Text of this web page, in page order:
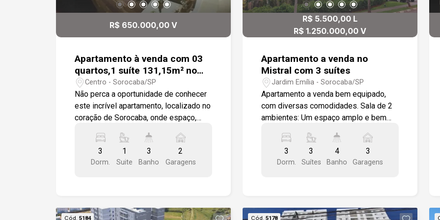
está próximo à Avenida Armando
Pannunzio, garantindo fácil acesso a
diversos pontos da cidade.
R$ 650.000,00 V
Apartamento à venda com 03
quartos,1 suíte 131,15m² no
Edifício Moreira Cesar -
Sorocaba/SP
Centro - Sorocaba/SP
Não perca a oportunidade de conhecer
este incrível apartamento, localizado no
coração de Sorocaba, onde espaço,
maneira perfeita. Com 131,15 m² e uma
torre única equipada com dois
elevadores, este imóvel é ideal para
Modulados: Incluindo uma suíte
3
Dorm.
1
Suite
3
Banho
2
Garagens
R$ 5.500,00 L
R$ 1.250.000,00 V
Apartamento a venda no
Mistral com 3 suítes
Jardim Emília - Sorocaba/SP
Apartamento a venda bem equipado,
com diversas comodidades. Sala de 2
ambientes: Um espaço amplo e bem
acomodar uma televisão e outros itens,
ideal para momentos de lazer ou
recepção. Varanda gourmet com
ambiente agradável para refeições e
3
Dorm.
3
Suítes
4
Banho
3
Garagens
Cód. 5184 Cód. 5178